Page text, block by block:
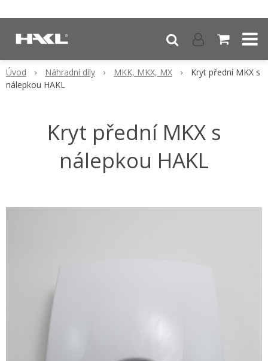
Úvod Náhradní díly MKK, MKX, MX
Kryt přední MKX s
nálepkou HAKL
Kryt přední MKX s
nálepkou HAKL